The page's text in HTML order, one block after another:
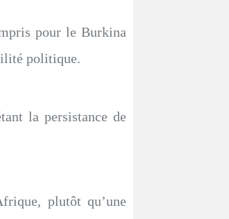
pour le Burkina
politique.
la persistance de
plutôt qu’une